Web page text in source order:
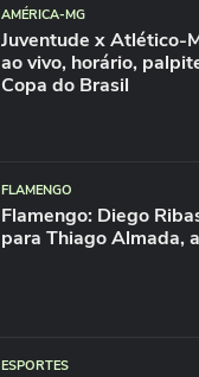
AMÉRICA-MG
Juventude x Atlético-
ao vivo, horário,
Copa do Brasil
FLAMENGO
Flamengo: Diego
para Thiago Almada,
ESPORTES